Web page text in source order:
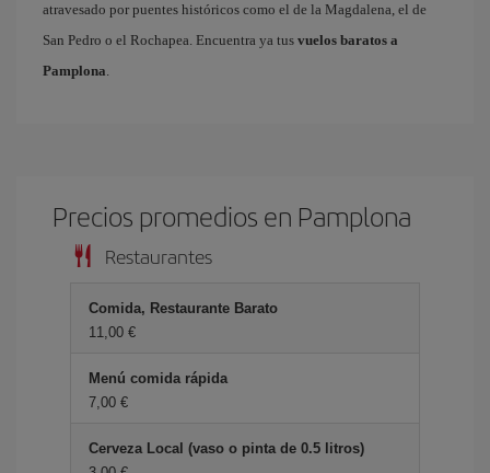
atravesado por puentes históricos como el de la Magdalena, el de
San Pedro o el Rochapea. Encuentra ya tus vuelos baratos a
Pamplona.
Precios promedios en Pamplona
Restaurantes
Comida, Restaurante Barato
11,00 €
Menú comida rápida
7,00 €
Cerveza Local (vaso o pinta de 0.5 litros)